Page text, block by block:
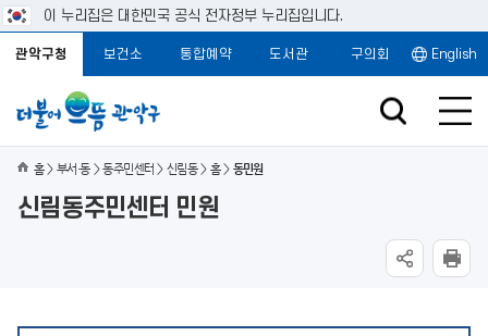
이 누리집은 대한민국 공식 전자정부 누리집입니다.
관악구청 보건소 통합예약 도서관 구의회 English
홈 부서·동 동주민센터 신림동 홈 동민원
신림동주민센터 민원